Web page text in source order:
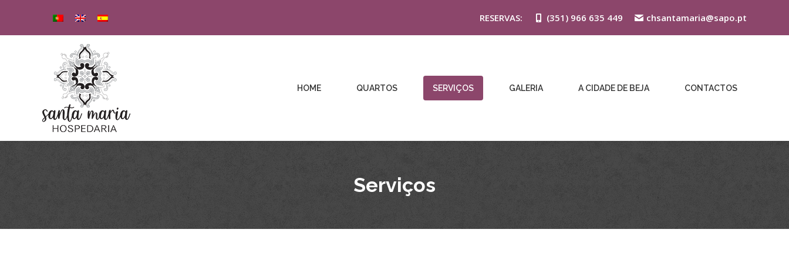
RESERVAS: (351) 966 635 449 chsantamaria@sapo.pt
HOME QUARTOS SERVIÇOS GALERIA A CIDADE DE BEJA CONTACTOS
Serviços